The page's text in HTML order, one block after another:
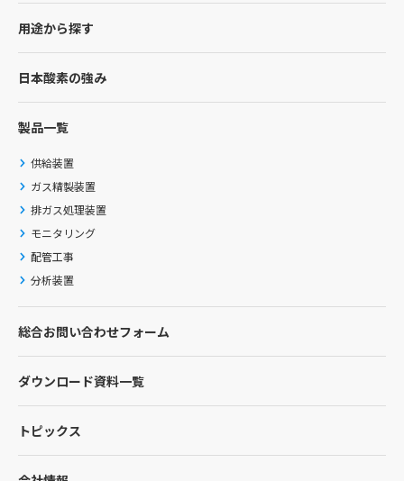
用途から探す
日本酸素の強み
製品一覧
供給装置
ガス精製装置
排ガス処理装置
モニタリング
配管工事
分析装置
総合お問い合わせフォーム
ダウンロード資料一覧
トピックス